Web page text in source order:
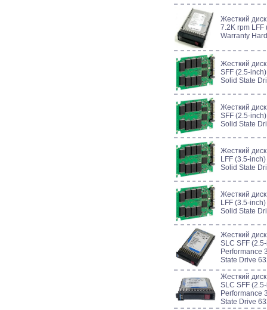
Жесткий
7.2K rpm LFF
Warranty
Жесткий
SFF (2.5-
Solid State
Жесткий
SFF (2.5-
Solid State
Жесткий
LFF (3.5-
Solid State
Жесткий
LFF (3.5-
Solid State
Жесткий
SLC SFF
Performance
State Drive
Жесткий
SLC SFF
Performance
State Drive